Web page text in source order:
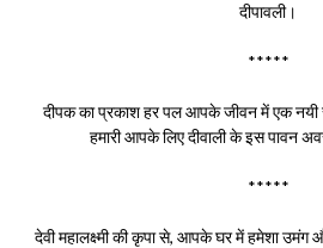
दीपावली।
*****
दीपक का प्रकाश हर पल आपके जीवन में एक नयी
हमारी आपके लिए दीवाली के इस पावन
*****
देवी महालक्ष्मी की कृपा से, आपके घर में हमेशा